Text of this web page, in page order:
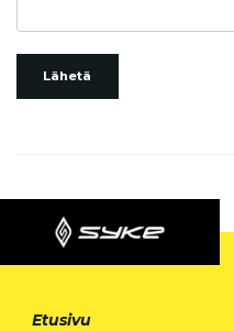
Lähetä
Etusivu